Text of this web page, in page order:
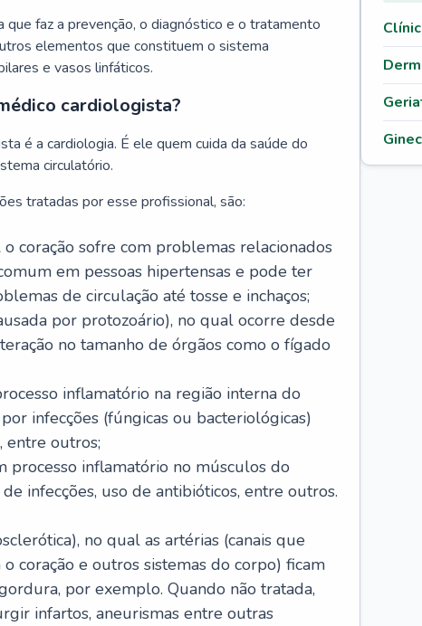
que faz a prevenção, o diagnóstico e o tratamento
elementos que constituem o sistema
e vasos linfáticos.
cardiologista?
é a cardiologia. É ele quem cuida da saúde do
circulatório.
tratadas por esse profissional, são:
coração sofre com problemas relacionados
em pessoas hipertensas e pode ter
de circulação até tosse e inchaços;
por protozoário), no qual ocorre desde
no tamanho de órgãos como o fígado
inflamatório na região interna do
infecções (fúngicas ou bacteriológicas)
entre outros;
processo inflamatório no músculos do
infecções, uso de antibióticos, entre outros.
no qual as artérias (canais que
coração e outros sistemas do corpo) ficam
por exemplo. Quando não tratada,
infartos, aneurismas entre outras